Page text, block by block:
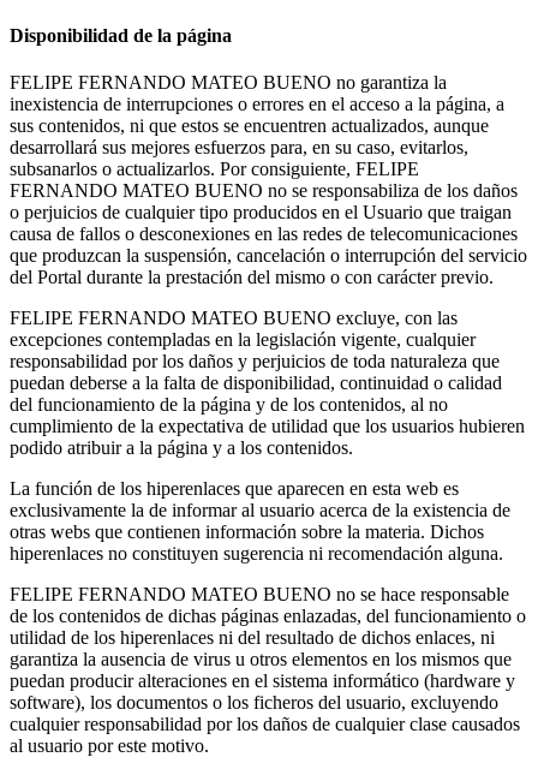
Disponibilidad de la página
FELIPE FERNANDO MATEO BUENO no garantiza la
inexistencia de interrupciones o errores en el acceso a la página, a
sus contenidos, ni que estos se encuentren actualizados, aunque
desarrollará sus mejores esfuerzos para, en su caso, evitarlos,
subsanarlos o actualizarlos. Por consiguiente, FELIPE
FERNANDO MATEO BUENO no se responsabiliza de los daños
o perjuicios de cualquier tipo producidos en el Usuario que traigan
causa de fallos o desconexiones en las redes de telecomunicaciones
que produzcan la suspensión, cancelación o interrupción del servicio
del Portal durante la prestación del mismo o con carácter previo.
FELIPE FERNANDO MATEO BUENO excluye, con las
excepciones contempladas en la legislación vigente, cualquier
responsabilidad por los daños y perjuicios de toda naturaleza que
puedan deberse a la falta de disponibilidad, continuidad o calidad
del funcionamiento de la página y de los contenidos, al no
cumplimiento de la expectativa de utilidad que los usuarios hubieren
podido atribuir a la página y a los contenidos.
La función de los hiperenlaces que aparecen en esta web es
exclusivamente la de informar al usuario acerca de la existencia de
otras webs que contienen información sobre la materia. Dichos
hiperenlaces no constituyen sugerencia ni recomendación alguna.
FELIPE FERNANDO MATEO BUENO no se hace responsable
de los contenidos de dichas páginas enlazadas, del funcionamiento o
utilidad de los hiperenlaces ni del resultado de dichos enlaces, ni
garantiza la ausencia de virus u otros elementos en los mismos que
puedan producir alteraciones en el sistema informático (hardware y
software), los documentos o los ficheros del usuario, excluyendo
cualquier responsabilidad por los daños de cualquier clase causados
al usuario por este motivo.